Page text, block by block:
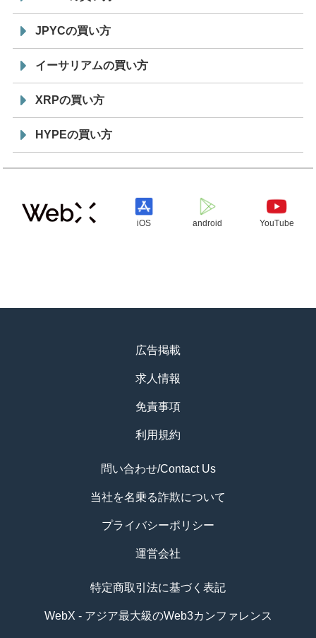
JPYCの買い方
イーサリアムの買い方
XRPの買い方
HYPEの買い方
iOS android YouTube
広告掲載
求人情報
免責事項
利用規約
問い合わせ/Contact Us
当社を名乗る詐欺について
プライバシーポリシー
運営会社
特定商取引法に基づく表記
WebX - アジア最大級のWeb3カンファレンス